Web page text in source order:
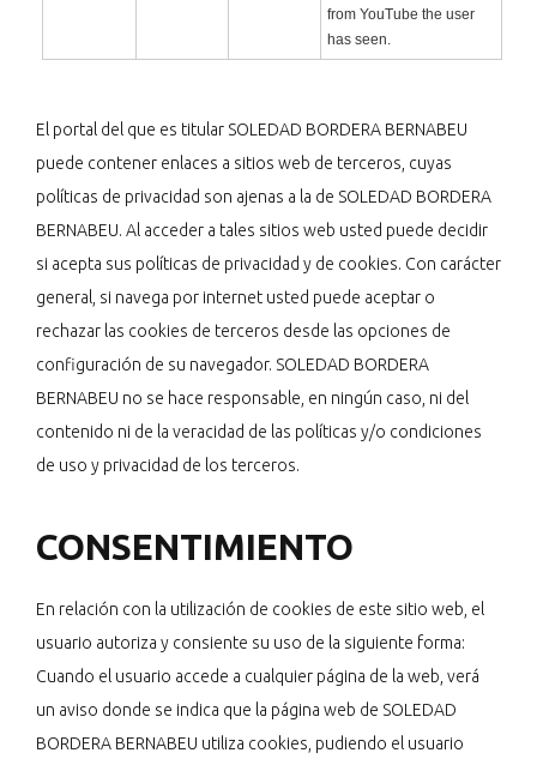
from YouTube the user
has seen.
El portal del que es titular SOLEDAD BORDERA BERNABEU
puede contener enlaces a sitios web de terceros, cuyas
políticas de privacidad son ajenas a la de SOLEDAD BORDERA
BERNABEU. Al acceder a tales sitios web usted puede decidir
si acepta sus políticas de privacidad y de cookies. Con carácter
general, si navega por internet usted puede aceptar o
rechazar las cookies de terceros desde las opciones de
configuración de su navegador. SOLEDAD BORDERA
BERNABEU no se hace responsable, en ningún caso, ni del
contenido ni de la veracidad de las políticas y/o condiciones
de uso y privacidad de los terceros.
CONSENTIMIENTO
En relación con la utilización de cookies de este sitio web, el
usuario autoriza y consiente su uso de la siguiente forma:
Cuando el usuario accede a cualquier página de la web, verá
un aviso donde se indica que la página web de SOLEDAD
BORDERA BERNABEU utiliza cookies, pudiendo el usuario